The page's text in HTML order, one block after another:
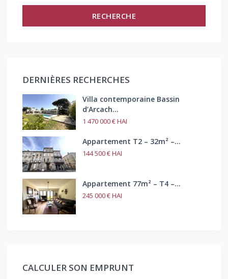
RECHERCHE
DERNIÈRES RECHERCHES
Villa contemporaine Bassin
d’Arcach...
1 470 000 €HAI
Appartement T2 – 32m² –...
144 500 €HAI
Appartement 77m² – T4 –...
245 000 €HAI
CALCULER SON EMPRUNT